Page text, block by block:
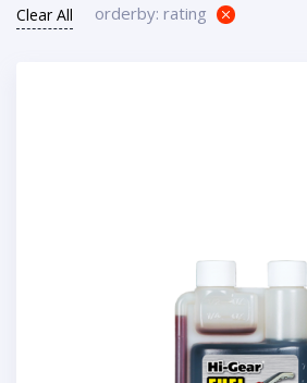
Clear All orderby: rating